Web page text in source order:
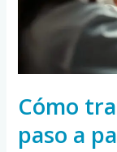
Cómo
paso a
paso
a